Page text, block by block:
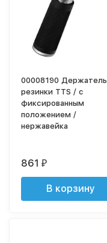
00008190 Держатель
резинки TTS / с
фиксированным
положением /
нержавейка
861₽
В корзину